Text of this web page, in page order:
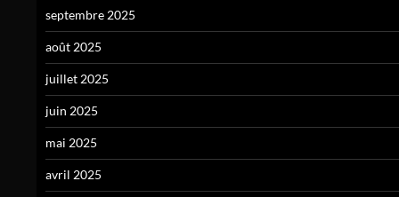
septembre 2025
août 2025
juillet 2025
juin 2025
mai 2025
avril 2025